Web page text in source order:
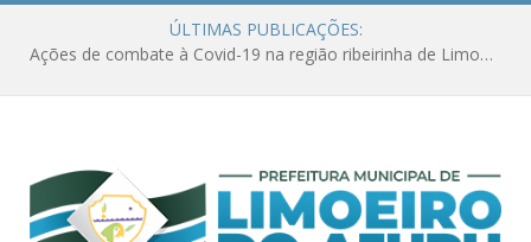
ÚLTIMAS PUBLICAÇÕES:
Ações de combate à Covid-19 na região ribeirinha de Limoeiro do Ajuru continuam